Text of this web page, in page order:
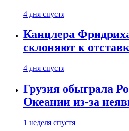
4 дня спустя
Канцлера
склоняют к
4 дня спустя
Грузия обыграла
Океании из-за
1 неделя спустя